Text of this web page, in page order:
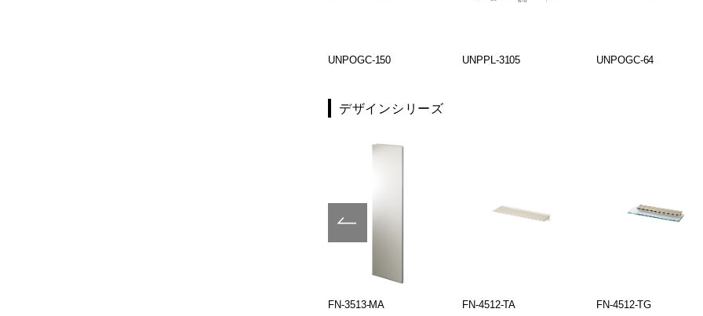
UNPOGC-150 UNPPL-3105 UNPOGC-64
デザインシリーズ
FN-3513-MA FN-4512-TA FN-4512-TG